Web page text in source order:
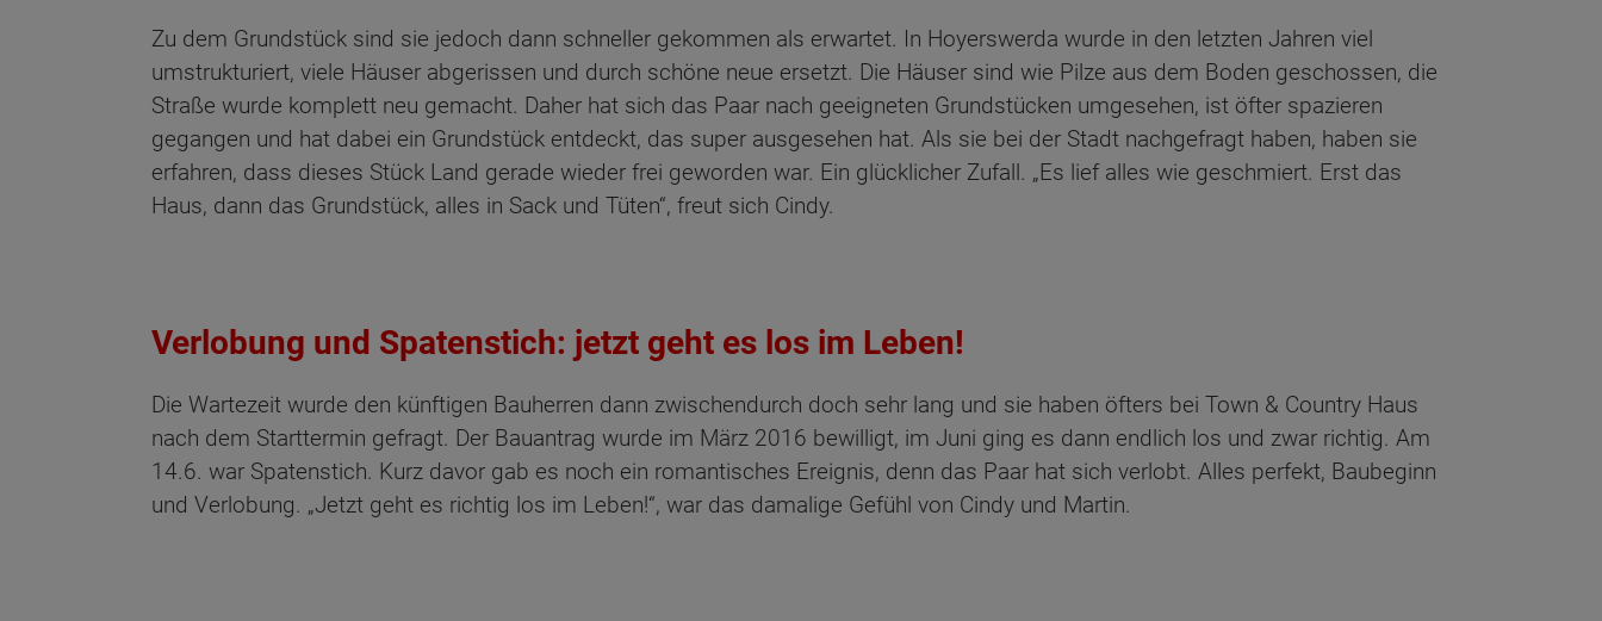
Zu dem Grundstück sind sie jedoch dann schneller gekommen als erwartet. In Hoyerswerda wurde in den letzten Jahren viel
umstrukturiert, viele Häuser abgerissen und durch schöne neue ersetzt. Die Häuser sind wie Pilze aus dem Boden geschossen, die
Straße wurde komplett neu gemacht. Daher hat sich das Paar nach geeigneten Grundstücken umgesehen, ist öfter spazieren
gegangen und hat dabei ein Grundstück entdeckt, das super ausgesehen hat. Als sie bei der Stadt nachgefragt haben, haben sie
erfahren, dass dieses Stück Land gerade wieder frei geworden war. Ein glücklicher Zufall. „Es lief alles wie geschmiert. Erst das
Haus, dann das Grundstück, alles in Sack und Tüten“, freut sich Cindy.
Verlobung und Spatenstich: jetzt geht es los im Leben!
Die Wartezeit wurde den künftigen Bauherren dann zwischendurch doch sehr lang und sie haben öfters bei Town & Country Haus
nach dem Starttermin gefragt. Der Bauantrag wurde im März 2016 bewilligt, im Juni ging es dann endlich los und zwar richtig. Am
14.6. war Spatenstich. Kurz davor gab es noch ein romantisches Ereignis, denn das Paar hat sich verlobt. Alles perfekt, Baubeginn
und Verlobung. „Jetzt geht es richtig los im Leben!“, war das damalige Gefühl von Cindy und Martin.
Wonach möchten Sie suchen?